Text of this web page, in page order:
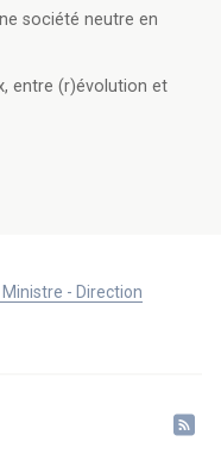
société neutre en
entre (r)évolution et
- Direction